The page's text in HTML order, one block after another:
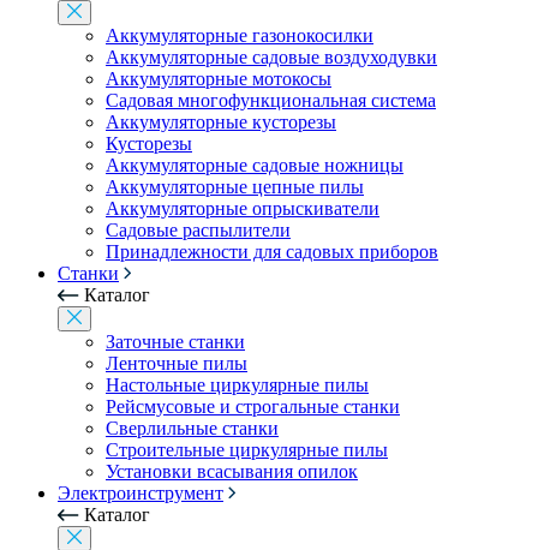
Аккумуляторные газонокосилки
Аккумуляторные садовые воздуходувки
Аккумуляторные мотокосы
Садовая многофункциональная система
Аккумуляторные кусторезы
Кусторезы
Аккумуляторные садовые ножницы
Аккумуляторные цепные пилы
Аккумуляторные опрыскиватели
Садовые распылители
Принадлежности для садовых приборов
Станки
Каталог
Заточные станки
Ленточные пилы
Настольные циркулярные пилы
Рейсмусовые и строгальные станки
Сверлильные станки
Строительные циркулярные пилы
Установки всасывания опилок
Электроинструмент
Каталог